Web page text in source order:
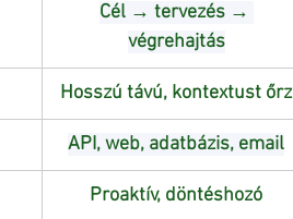
Cél → tervezés →
végrehajtás
Hosszú távú, kontextust őrz
API, web, adatbázis, email
Proaktív, döntéshozó